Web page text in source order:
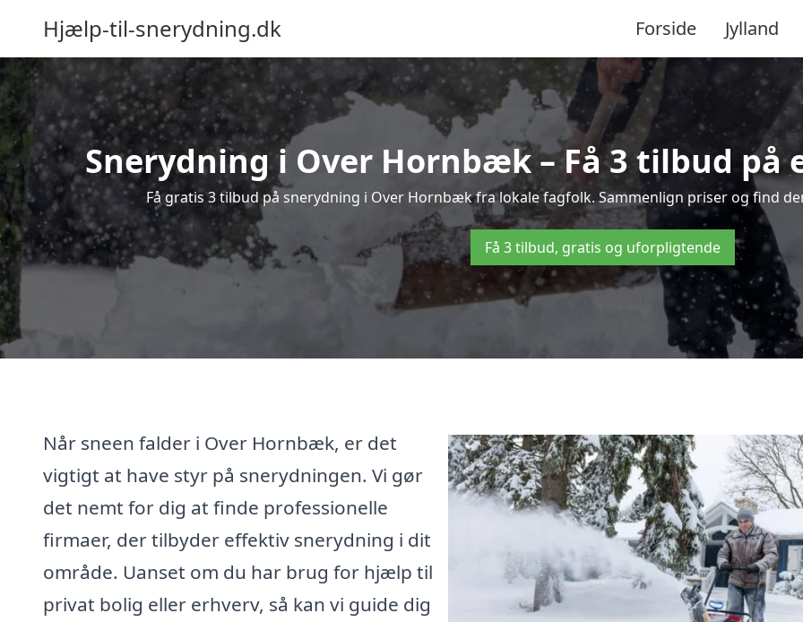
Hjælp-til-snerydning.dk Forside Jylland
Snerydning i Over Hornbæk – Få 3 tilbud på
Få gratis 3 tilbud på snerydning i Over Hornbæk fra lokale fagfolk. Sammenlign priser og find
Få 3 tilbud, gratis og uforpligtende
Når sneen falder i Over Hornbæk, er det
vigtigt at have styr på snerydningen. Vi gør
det nemt for dig at finde professionelle
firmaer, der tilbyder effektiv snerydning i dit
område. Uanset om du har brug for hjælp til
privat bolig eller erhverv, så kan vi guide dig